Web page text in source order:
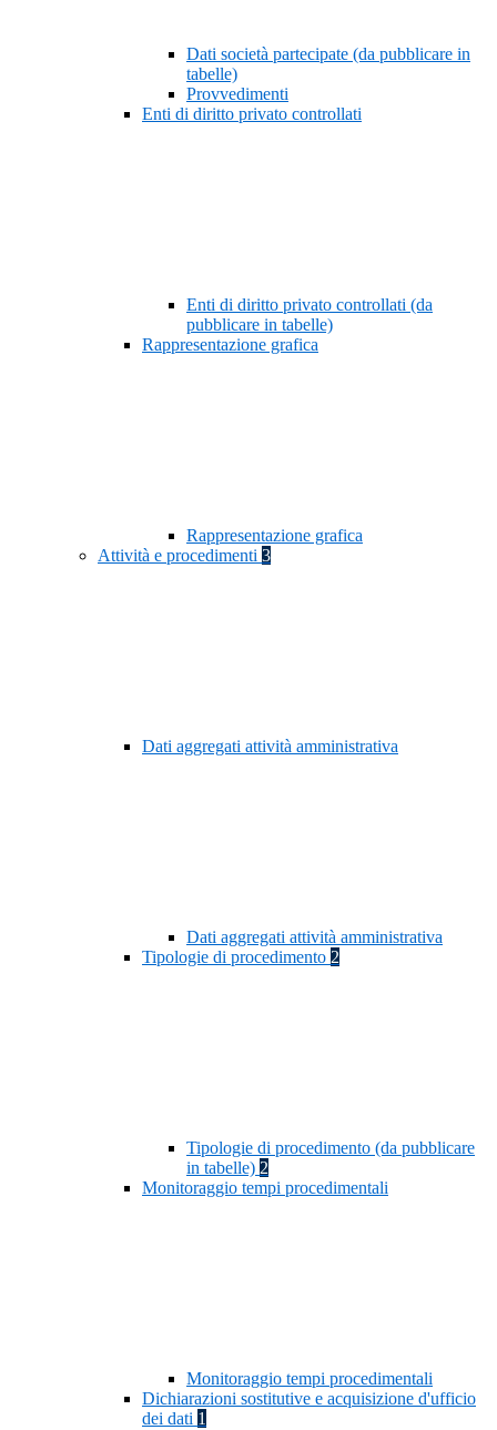
Dati società partecipate (da pubblicare in
tabelle)
Provvedimenti
Enti di diritto privato controllati
Enti di diritto privato controllati (da
pubblicare in tabelle)
Rappresentazione grafica
Rappresentazione grafica
Attività e procedimenti 3
Dati aggregati attività amministrativa
Dati aggregati attività amministrativa
Tipologie di procedimento 2
Tipologie di procedimento (da pubblicare
in tabelle) 2
Monitoraggio tempi procedimentali
Monitoraggio tempi procedimentali
Dichiarazioni sostitutive e acquisizione d'ufficio
dei dati 1